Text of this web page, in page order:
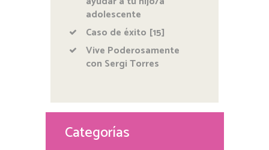
adolescente
Caso de éxito [15]
Vive Poderosamente
con Sergi Torres
Categorías